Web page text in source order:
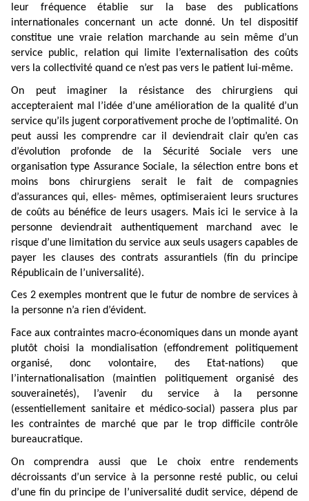
leur fréquence établie sur la base des publications
internationales concernant un acte donné. Un tel dispositif
constitue une vraie relation marchande au sein même d’un
service public, relation qui limite l’externalisation des coûts
vers la collectivité quand ce n’est pas vers le patient lui-même.
On peut imaginer la résistance des chirurgiens qui
accepteraient mal l’idée d’une amélioration de la qualité d’un
service qu’ils jugent corporativement proche de l’optimalité. On
peut aussi les comprendre car il deviendrait clair qu’en cas
d’évolution profonde de la Sécurité Sociale vers une
organisation type Assurance Sociale, la sélection entre bons et
moins bons chirurgiens serait le fait de compagnies
d’assurances qui, elles- mêmes, optimiseraient leurs sructures
de coûts au bénéfice de leurs usagers. Mais ici le service à la
personne deviendrait authentiquement marchand avec le
risque d’une limitation du service aux seuls usagers capables de
payer les clauses des contrats assurantiels (fin du principe
Républicain de l’universalité).
Ces 2 exemples montrent que le futur de nombre de services à
la personne n’a rien d’évident.
Face aux contraintes macro-économiques dans un monde ayant
plutôt choisi la mondialisation (effondrement politiquement
organisé, donc volontaire, des Etat-nations) que
l’internationalisation (maintien politiquement organisé des
souverainetés), l’avenir du service à la personne
(essentiellement sanitaire et médico-social) passera plus par
les contraintes de marché que par le trop difficile contrôle
bureaucratique.
On comprendra aussi que Le choix entre rendements
décroissants d’un service à la personne resté public, ou celui
d’une fin du principe de l’universalité dudit service, dépend de